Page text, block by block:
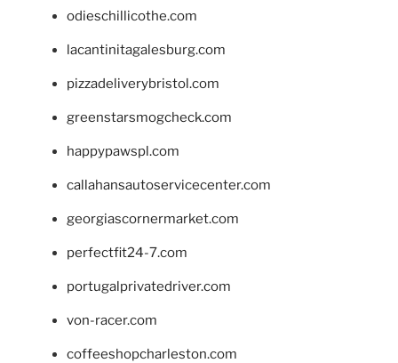
odieschillicothe.com
lacantinitagalesburg.com
pizzadeliverybristol.com
greenstarsmogcheck.com
happypawspl.com
callahansautoservicecenter.com
georgiascornermarket.com
perfectfit24-7.com
portugalprivatedriver.com
von-racer.com
coffeeshopcharleston.com